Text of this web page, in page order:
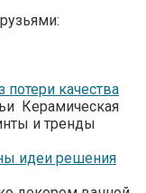
потери качества
Керамическая
и тренды
идеи решения